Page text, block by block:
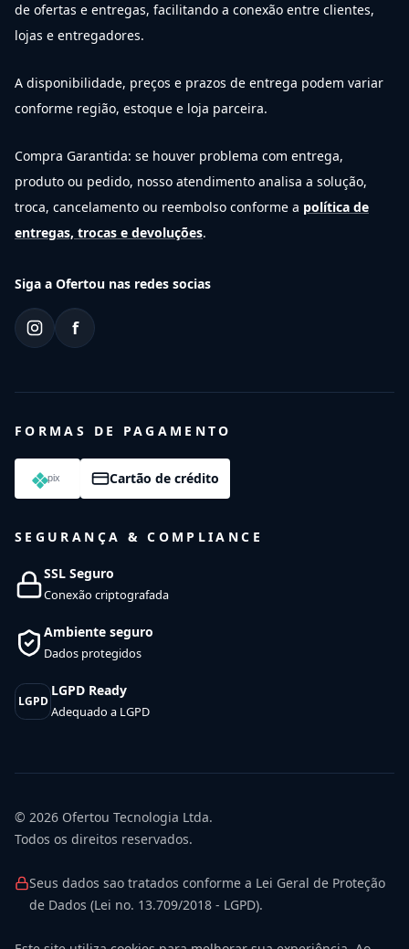
de ofertas e entregas, facilitando a conexão entre clientes,
lojas e entregadores.
A disponibilidade, preços e prazos de entrega podem variar
conforme região, estoque e loja parceira.
Compra Garantida: se houver problema com entrega,
produto ou pedido, nosso atendimento analisa a solução,
troca, cancelamento ou reembolso conforme a política de
entregas, trocas e devoluções.
Siga a Ofertou nas redes socias
f
FORMAS DE PAGAMENTO
Cartão de crédito
SEGURANÇA & COMPLIANCE
SSL Seguro
Conexão criptografada
Ambiente seguro
Dados protegidos
LGPD
LGPD Ready
Adequado a LGPD
© 2026 Ofertou Tecnologia Ltda.
Todos os direitos reservados.
Seus dados sao tratados conforme a Lei Geral de Proteção
de Dados (Lei no. 13.709/2018 - LGPD).